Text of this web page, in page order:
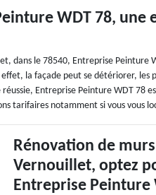
WDT 78,
dans le 78540, Entreprise Peinture
la façade peut se détériorer, les
Entreprise Peinture WDT 78
tarifaires notamment si vous vous
Rénovation de
Vernouillet, optez
Entreprise Peinture